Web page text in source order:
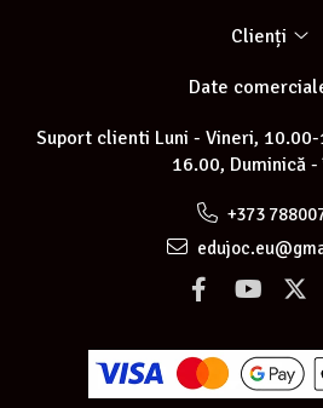
Clienți
Date
Suport clienti Luni - Vineri,
16.00, Duminică -
+373